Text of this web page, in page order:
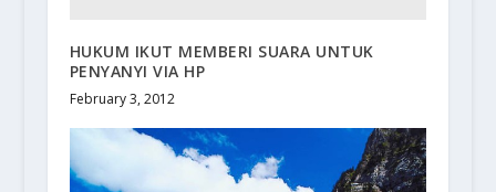
HUKUM IKUT MEMBERI SUARA UNTUK
PENYANYI VIA HP
February 3, 2012